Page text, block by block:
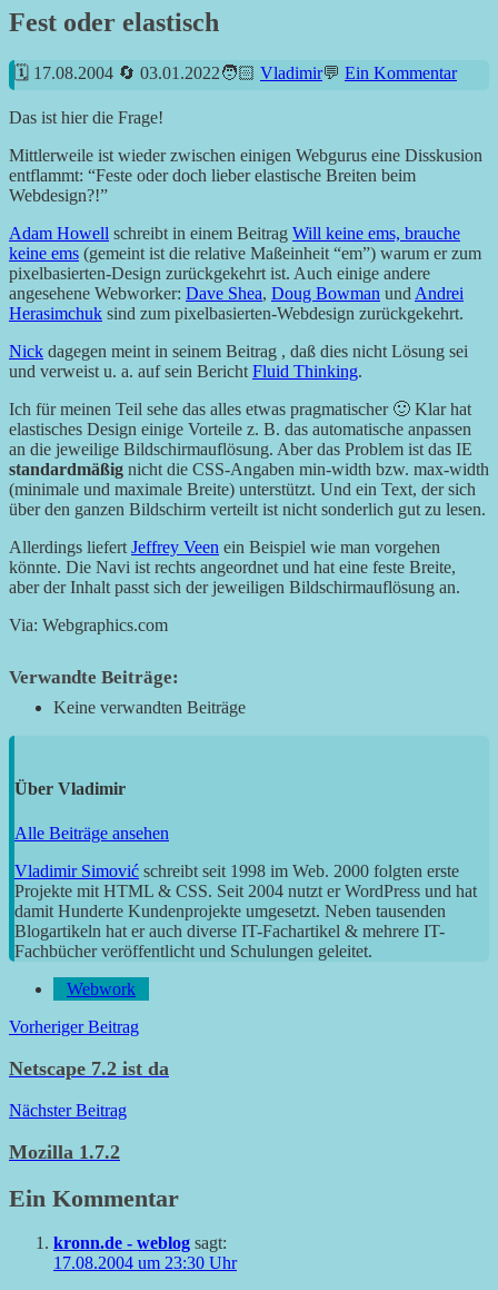
Fest oder elastisch
17.08.2004 03.01.2022 Vladimir Ein Kommentar
Das ist hier die Frage!
Mittlerweile ist wieder zwischen einigen Webgurus eine Disskusion
entflammt: “Feste oder doch lieber elastische Breiten beim
Webdesign?!”
Adam Howell schreibt in einem Beitrag Will keine ems, brauche
keine ems (gemeint ist die relative Maßeinheit “em”) warum er zum
pixelbasierten-Design zurückgekehrt ist. Auch einige andere
angesehene Webworker: Dave Shea, Doug Bowman und Andrei
Herasimchuk sind zum pixelbasierten-Webdesign zurückgekehrt.
Nick dagegen meint in seinem Beitrag , daß dies nicht Lösung sei
und verweist u. a. auf sein Bericht Fluid Thinking.
Ich für meinen Teil sehe das alles etwas pragmatischer 🙂 Klar hat
elastisches Design einige Vorteile z. B. das automatische anpassen
an die jeweilige Bildschirmauflösung. Aber das Problem ist das IE
standardmäßig nicht die CSS-Angaben min-width bzw. max-width
(minimale und maximale Breite) unterstützt. Und ein Text, der sich
über den ganzen Bildschirm verteilt ist nicht sonderlich gut zu lesen.
Allerdings liefert Jeffrey Veen ein Beispiel wie man vorgehen
könnte. Die Navi ist rechts angeordnet und hat eine feste Breite,
aber der Inhalt passt sich der jeweiligen Bildschirmauflösung an.
Via: Webgraphics.com
Verwandte Beiträge:
Keine verwandten Beiträge
Über Vladimir
Alle Beiträge ansehen
Vladimir Simović schreibt seit 1998 im Web. 2000 folgten erste
Projekte mit HTML & CSS. Seit 2004 nutzt er WordPress und hat
damit Hunderte Kundenprojekte umgesetzt. Neben tausenden
Blogartikeln hat er auch diverse IT-Fachartikel & mehrere IT-
Fachbücher veröffentlicht und Schulungen geleitet.
Webwork
Beitragsnavigation
Vorheriger Beitrag
Netscape 7.2 ist da
Nächster Beitrag
Mozilla 1.7.2
Ein Kommentar
kronn.de - weblog sagt:
17.08.2004 um 23:30 Uhr